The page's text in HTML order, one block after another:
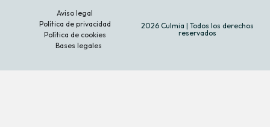
Aviso legal
Política de privacidad
Política de cookies
Bases legales
2026 Culmia | Todos los derechos
reservados